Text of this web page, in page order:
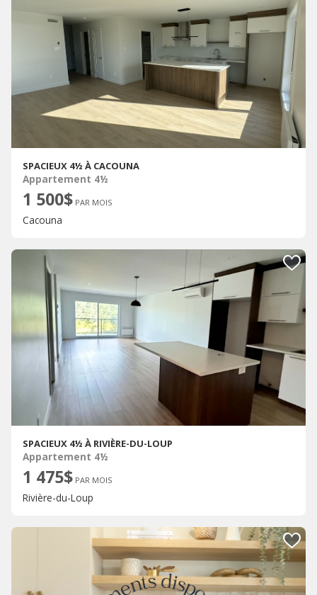
SPACIEUX 4½ À CACOUNA
Appartement 4½
1 500$ PAR MOIS
Cacouna
SPACIEUX 4½ À RIVIÈRE-DU-LOUP
Appartement 4½
1 475$ PAR MOIS
Rivière-du-Loup